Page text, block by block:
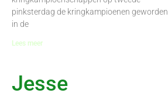
pinksterdag de kringkampioenen geworden
in de
Lees meer
Jesse